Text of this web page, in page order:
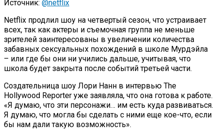
Источник: @netflix
Netflix продлил шоу на четвертый сезон, что устраивает
всех, так как актеры и съемочная группа не меньше
зрителей заинтересованы в увеличении количества
забавных сексуальных похождений в школе Мурдэйла
– или где бы они ни учились дальше, учитывая, что
школа будет закрыта после событий третьей части.
Создательница шоу Лори Нанн в интервью The
Hollywood Reporter уже заявляла, что она готова к работе.
«Я думаю, что эти персонажи… им есть куда развиваться.
Я думаю, что могла бы сделать с ними еще кое-что, если
бы нам дали такую возможность».